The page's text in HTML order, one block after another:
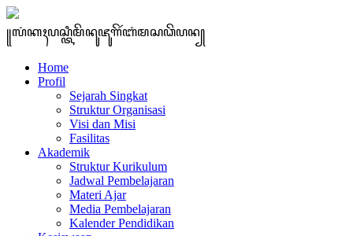
꧋ꦭꦁꦏꦃꦥꦱ꧀ꦠꦶꦩꦼꦤꦸꦗꦸꦒꦼꦂꦧꦁꦩꦱꦣꦼꦥꦤ꧀
Home
Profil
Sejarah Singkat
Struktur Organisasi
Visi dan Misi
Fasilitas
Akademik
Struktur Kurikulum
Jadwal Pembelajaran
Materi Ajar
Media Pembelajaran
Kalender Pendidikan